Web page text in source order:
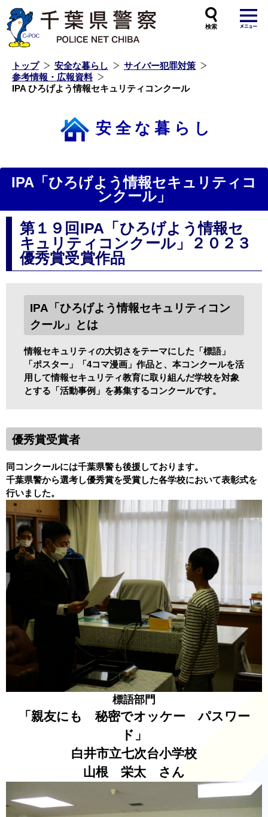
トップ 安全な暮らし
サイバー犯罪対策
参考情報・広報資料
IPA ひろげよう情報セキュリティコンクール
安全な暮らし
IPA「ひろげよう情報セキュリティコ
ンクール」
第１９回IPA「ひろげよう情報セ
キュリティコンクール」２０２３
優秀賞受賞作品
IPA「ひろげよう情報セキュリティコン
クール」とは
情報セキュリティの大切さをテーマにした「標語」
「ポスター」「4コマ漫画」作品と、本コンクールを活
用して情報セキュリティ教育に取り組んだ学校を対象
とする「活動事例」を募集するコンクールです。
優秀賞受賞者
同コンクールには千葉県警も後援しております。
千葉県警から選考し優秀賞を受賞した各学校において表彰式を
行いました。
標語部門
「親友にも 秘密でオッケー パスワー
ド」
白井市立七次台小学校
山根 栄太 さん